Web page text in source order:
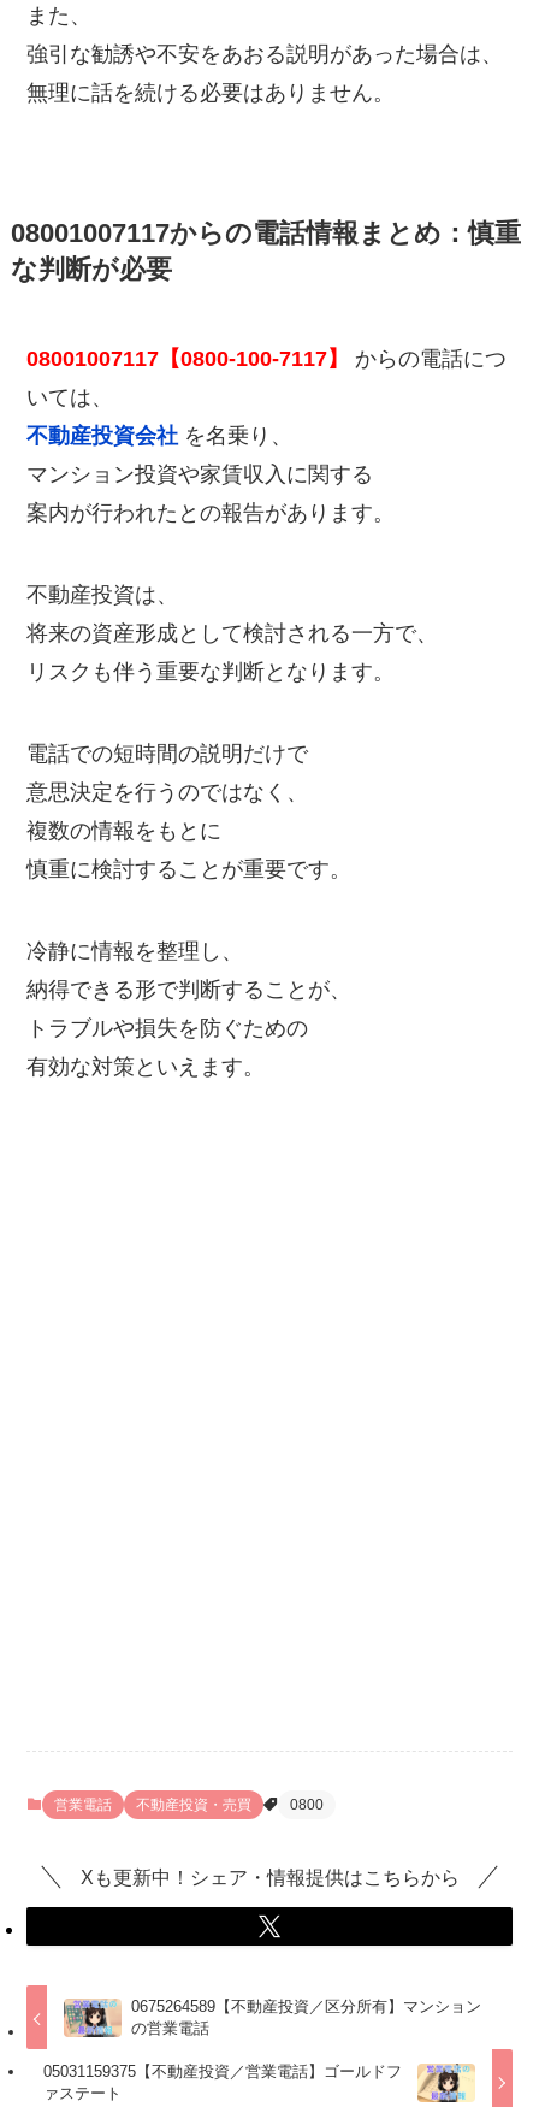
また、
強引な勧誘や不安をあおる説明があった場合は、
無理に話を続ける必要はありません。
08001007117からの電話情報まとめ：慎重
な判断が必要
08001007117【0800-100-7117】
からの電話につ
いては、
不動産投資会社 を名乗り、
マンション投資や家賃収入に関する
案内が行われたとの報告があります。
不動産投資は、
将来の資産形成として検討される一方で、
リスクも伴う重要な判断となります。
電話での短時間の説明だけで
意思決定を行うのではなく、
複数の情報をもとに
慎重に検討することが重要です。
冷静に情報を整理し、
納得できる形で判断することが、
トラブルや損失を防ぐための
有効な対策といえます。
営業電話 不動産投資・売買 0800
Xも更新中！シェア・情報提供はこちらから
0675264589【不動産投資／区分所有】マンション
の営業電話
05031159375【不動産投資／営業電話】ゴールドフ
ァステート